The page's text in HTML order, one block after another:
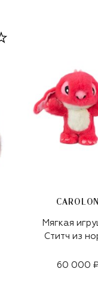
CAROLON
Мягкая
Ститч из
60 000